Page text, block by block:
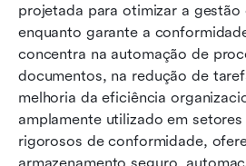
projetada para otimizar a gestão
enquanto garante a
concentra na automação de
documentos, na redução de
melhoria da eficiência
amplamente utilizado em
rigorosos de conformidade,